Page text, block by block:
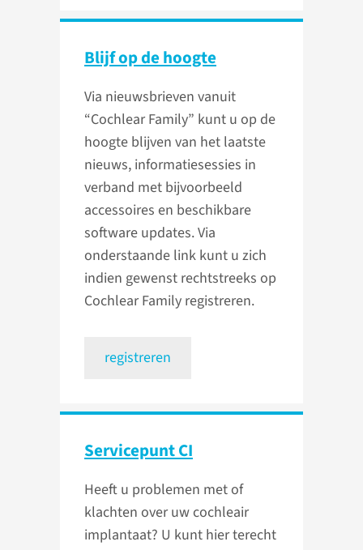
Blijf op de hoogte
Via nieuwsbrieven vanuit
“Cochlear Family” kunt u op de
hoogte blijven van het laatste
nieuws, informatiesessies in
verband met bijvoorbeeld
accessoires en beschikbare
software updates. Via
onderstaande link kunt u zich
indien gewenst rechtstreeks op
Cochlear Family registreren.
registreren
Servicepunt CI
Heeft u problemen met of
klachten over uw cochleair
implantaat? U kunt hier terecht